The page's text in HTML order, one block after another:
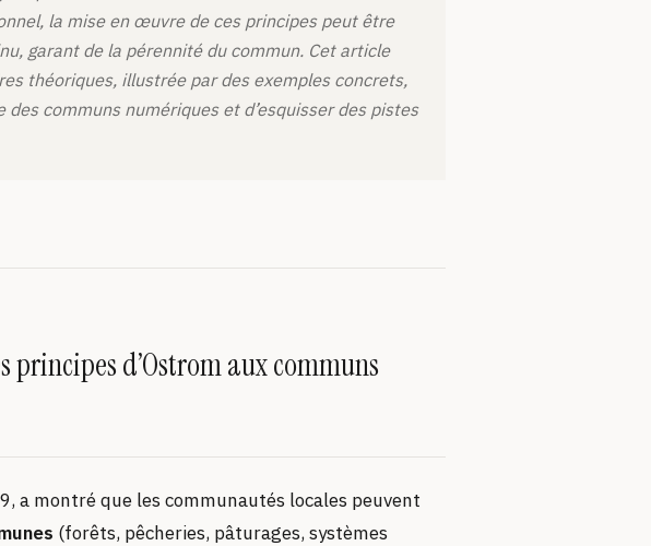
la mise en œuvre de ces principes peut être
garant de la pérennité du commun. Cet article
théoriques, illustrée par des exemples concrets,
communs numériques et d’esquisser des pistes
principes d’Ostrom aux communs
a montré que les communautés locales peuvent
(forêts, pêcheries, pâturages, systèmes